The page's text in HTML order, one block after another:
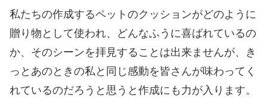
私たちの作成するペットのクッションがどのように
贈り物として使われ、どんなふうに喜ばれているの
か、そのシーンを拝見することは出来ませんが、き
っとあのときの私と同じ感動を皆さんが味わってく
れているのだろうと思うと作成にも力が入ります。